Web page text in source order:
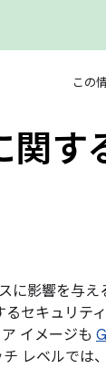
この
す
に影響を与
セキュリテ
イメージも
レベルでは